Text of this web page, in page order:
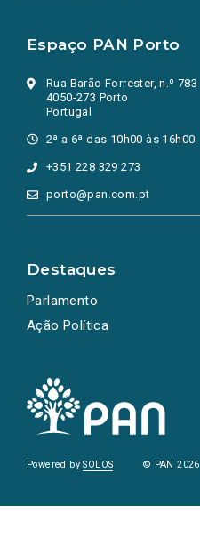
Espaço PAN Porto
Rua Barão Forrester, n.º 783
4050-273 Porto
Portugal
2ª a 6ª das 10h00 às 16h00
+351 228 329 273
porto@pan.com.pt
Destaques
Parlamento
Ação Política
Powered bySOLOS © PAN 2026